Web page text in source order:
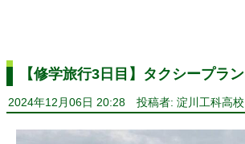
【修学旅行3日目】タクシープラン
2024年12月06日 20:28 投稿者: 淀川工科高校